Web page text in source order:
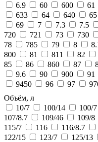
6.9
60 600 61
633
64 640 65
69
7 7.3 7.5
720
721 73 730
78
785 79 8
800
81 811 82
85
86 860 87
9.6
90 900 91
9450
96 97
Объём, л
10/7
100/14 100/7
107/8.7
109/46 109/8
115/7
116 116/8.7
122/15
123/7 125/13